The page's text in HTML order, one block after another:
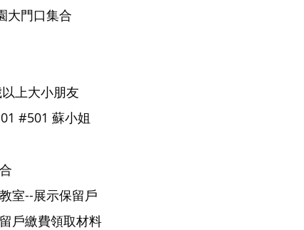
大門口集合
上大小朋友
#501 蘇小姐
室--展示保留戶
戶繳費領取材料